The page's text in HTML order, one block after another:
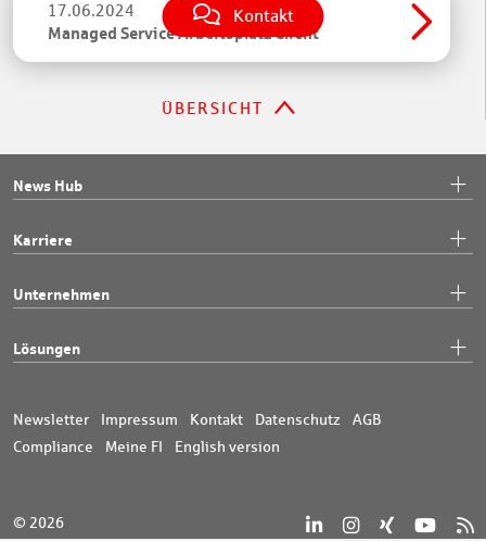
Kontakt
17.06.2024
Managed Service Arbeitsplatz Client
ÜBERSICHT
News Hub
Karriere
Unternehmen
Lösungen
Newsletter Impressum Kontakt Datenschutz
AGB
Compliance
Meine FI English version
© 2026